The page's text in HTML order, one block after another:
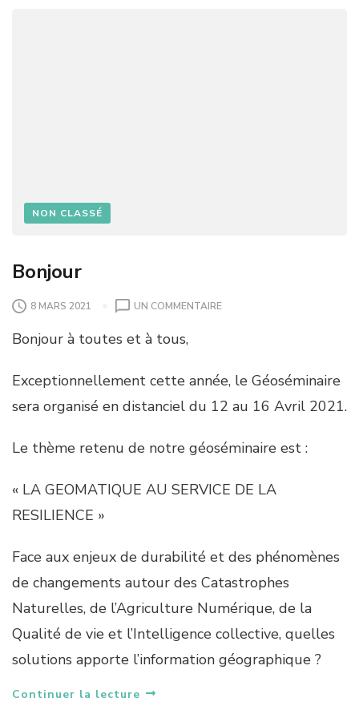
NON CLASSÉ
Bonjour
8 MARS 2021 UN COMMENTAIRE
Bonjour à toutes et à tous,
Exceptionnellement cette année, le Géoséminaire
sera organisé en distanciel du 12 au 16 Avril 2021.
Le thème retenu de notre géoséminaire est :
« LA GEOMATIQUE AU SERVICE DE LA
RESILIENCE »
Face aux enjeux de durabilité et des phénomènes
de changements autour des Catastrophes
Naturelles, de l’Agriculture Numérique, de la
Qualité de vie et l’Intelligence collective, quelles
solutions apporte l’information géographique ?
Continuer la lecture